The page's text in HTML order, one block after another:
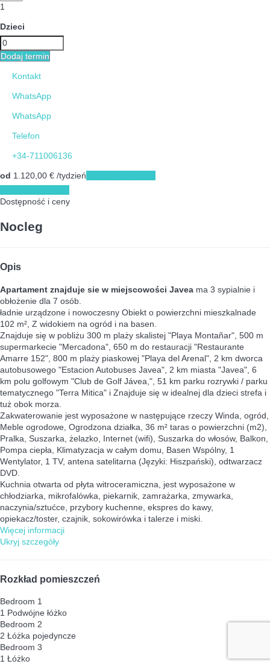
1
Dzieci
Dodaj termin
Kontakt
WhatsApp
WhatsApp
Telefon
+34-711006136
od 1.120, 00 € /tydzień
Dostępność i ceny
Nocleg
Opis
Apartament znajduje sie w miejscowości Javea ma 3 sypialnie i
obłożenie dla 7 osób.
ładnie urządzone i nowoczesny Obiekt o powierzchni mieszkalnade
102 m², Z widokiem na ogród i na basen.
Znajduje się w pobliżu 300 m plaży skalistej "Playa Montañar", 500 m
supermarkecie "Mercadona", 650 m do restauracji "Restaurante
Amarre 152", 800 m plaży piaskowej "Playa del Arenal", 2 km dworca
autobusowego "Estacion Autobuses Javea", 2 km miasta "Javea", 6
km polu golfowym "Club de Golf Jávea,", 51 km parku rozrywki / parku
tematycznego "Terra Mitica" i Znajduje się w idealnej dla dzieci strefa i
tuż obok morza.
Zakwaterowanie jest wyposażone w następujące rzeczy Winda, ogród,
Meble ogrodowe, Ogrodzona działka, 36 m² taras o powierzchni (m2),
Pralka, Suszarka, żelazko, Internet (wifi), Suszarka do włosów, Balkon,
Pompa ciepła, Klimatyzacja w całym domu, Basen Wspólny, 1
Wentylator, 1 TV, antena satelitarna (Języki: Hiszpański), odtwarzacz
DVD.
Kuchnia otwarta od płyta witroceramiczna, jest wyposażone w
chłodziarka, mikrofalówka, piekarnik, zamrażarka, zmywarka,
naczynia/sztućce, przybory kuchenne, ekspres do kawy,
opiekacz/toster, czajnik, sokowirówka i talerze i miski.
Więcej informacji
Ukryj szczegóły
Rozkład pomieszczeń
Bedroom 1
1 Podwójne łóżko
Bedroom 2
2 Łóżka pojedyncze
Bedroom 3
1 Łóżko